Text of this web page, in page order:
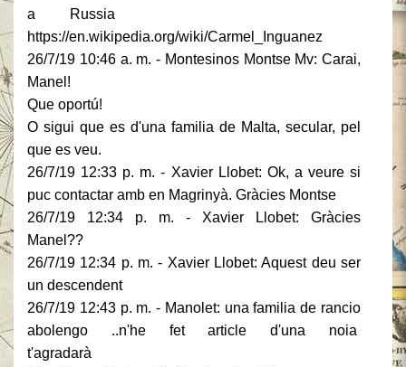
a Russia
https://en.wikipedia.org/wiki/Carmel_Inguanez
26/7/19 10:46 a. m. - Montesinos Montse Mv: Carai,
Manel!
Que oportú!
O sigui que es d'una familia de Malta, secular, pel
que es veu.
26/7/19 12:33 p. m. - Xavier Llobet: Ok, a veure si
puc contactar amb en Magrinyà. Gràcies Montse
26/7/19 12:34 p. m. - Xavier Llobet: Gràcies
Manel??
26/7/19 12:34 p. m. - Xavier Llobet: Aquest deu ser
un descendent
26/7/19 12:43 p. m. - Manolet: una familia de rancio
abolengo ..n'he fet article d'una noia
t'agradarà